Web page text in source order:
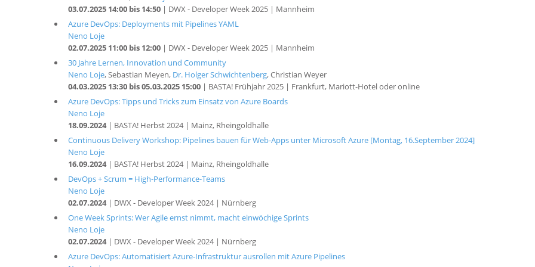
03.07.2025 14:00 bis 14:50| DWX - Developer Week 2025 | Mannheim
Azure DevOps: Deployments mit Pipelines YAML
Neno Loje
02.07.2025 11:00 bis 12:00| DWX - Developer Week 2025 | Mannheim
30 Jahre Lernen, Innovation und Community
Neno Loje, Sebastian Meyen, Dr. Holger Schwichtenberg, Christian Weyer
04.03.2025 13:30 bis 05.03.2025 15:00| BASTA! Frühjahr 2025 | Frankfurt, Mariott-Hotel oder online
Azure DevOps: Tipps und Tricks zum Einsatz von Azure Boards
Neno Loje
18.09.2024| BASTA! Herbst 2024 | Mainz, Rheingoldhalle
Continuous Delivery Workshop: Pipelines bauen für Web-Apps unter Microsoft Azure [Montag, 16.September 2024]
Neno Loje
16.09.2024| BASTA! Herbst 2024 | Mainz, Rheingoldhalle
DevOps + Scrum = High-Performance-Teams
Neno Loje
02.07.2024| DWX - Developer Week 2024 | Nürnberg
One Week Sprints: Wer Agile ernst nimmt, macht einwöchige Sprints
Neno Loje
02.07.2024| DWX - Developer Week 2024 | Nürnberg
Azure DevOps: Automatisiert Azure-Infrastruktur ausrollen mit Azure Pipelines